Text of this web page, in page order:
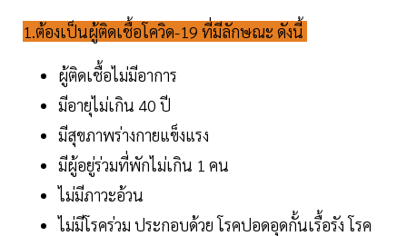
1.ต้องเป็นผู้ติดเชื้อโควิด-19 ที่มีลักษณะ ดังนี้
ผู้ติดเชื้อไม่มีอาการ
มีอายุไม่เกิน 40 ปี
มีสุขภาพร่างกายแข็งแรง
มีผู้อยู่ร่วมที่พักไม่เกิน 1 คน
ไม่มีภาวะอ้วน
ไม่มีโรคร่วม ประกอบด้วย โรคปอดอุดกั้นเรื้อรัง โรค